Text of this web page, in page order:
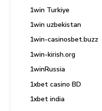
1win Turkiye
1win uzbekistan
1win-casinosbet.buzz
1win-kirish.org
1winRussia
1xbet casino BD
1xbet india